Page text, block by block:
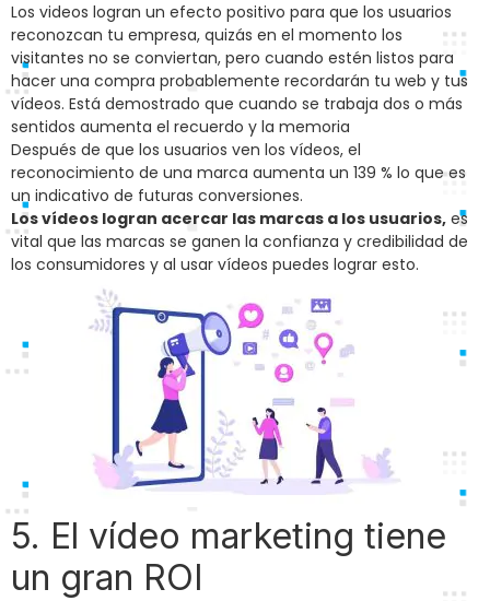
Los videos logran un efecto positivo para que los usuarios
reconozcan tu empresa, quizás en el momento los
visitantes no se conviertan, pero cuando estén listos para
hacer una compra probablemente recordarán tu web y tus
vídeos. Está demostrado que cuando se trabaja dos o más
sentidos aumenta el recuerdo y la memoria
Después de que los usuarios ven los vídeos, el
reconocimiento de una marca aumenta un 139 % lo que es
un indicativo de futuras conversiones.
Los vídeos logran acercar las marcas a los usuarios, es
vital que las marcas se ganen la confianza y credibilidad de
los consumidores y al usar vídeos puedes lograr esto.
5. El vídeo marketing tiene
un gran ROI